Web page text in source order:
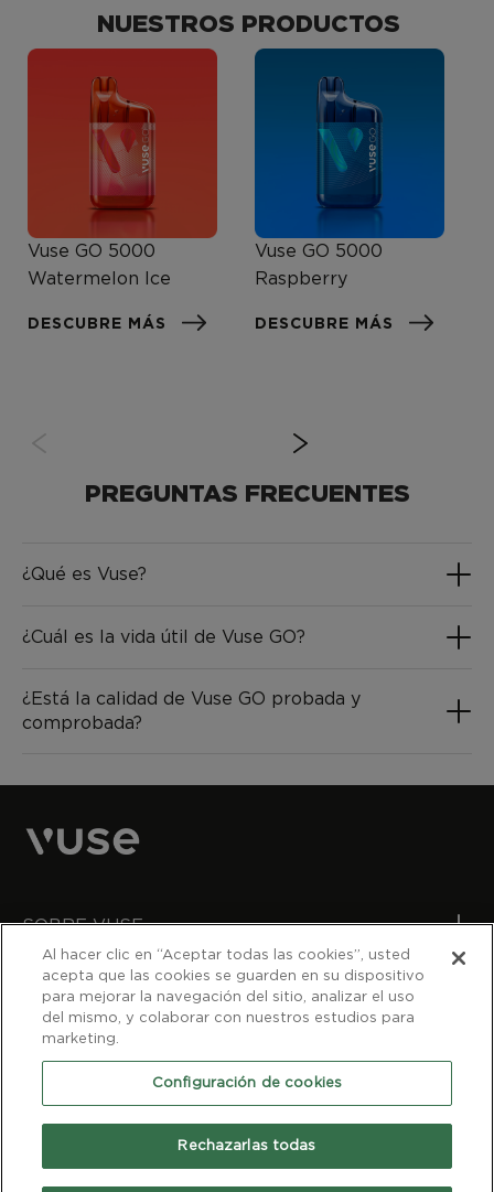
NUESTROS PRODUCTOS
Vuse GO 5000
Watermelon Ice
DESCUBRE MÁS
Vuse GO 5000
Raspberry
DESCUBRE MÁS
PREGUNTAS FRECUENTES
¿Qué es Vuse?
¿Cuál es la vida útil de Vuse GO?
¿Está la calidad de Vuse GO probada y
comprobada?
SOBRE VUSE
¿NECESITAS AYUDA?
COMPRA VUSE DONDE ESTÉS
BAT Chile S.A.
LOS SISTEMAS ELECTRÓNICOS DE ADMINISTRACIÓN DE
NICOTINA SON POTENCIALMENTE ADICTIVOS.
Al hacer clic en “Aceptar todas las cookies”, usted
acepta que las cookies se guarden en su dispositivo
para mejorar la navegación del sitio, analizar el uso
del mismo, y colaborar con nuestros estudios para
marketing.
Configuración de cookies
Rechazarlas todas